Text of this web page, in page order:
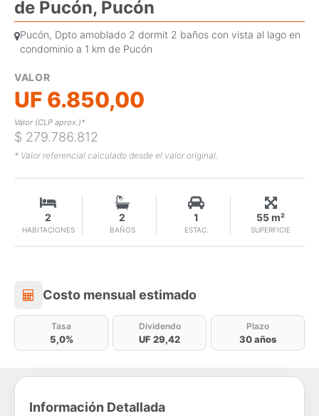
de Pucón, Pucón
Pucón, Dpto amoblado 2 dormit 2 baños con vista al lago en
condominio a 1 km de Pucón
VALOR
UF 6.850,00
Valor (CLP aprox.)*
$ 279.786.812
* Valor referencial calculado desde el valor original.
HABITACIONES
2
BAÑOS
2
ESTAC.
1
SUPERFICIE
55 m²
Costo mensual estimado
Costo mensual estimado
Tasa
5,0%
Dividendo
UF 29,42
Plazo
30 años
Información Detallada